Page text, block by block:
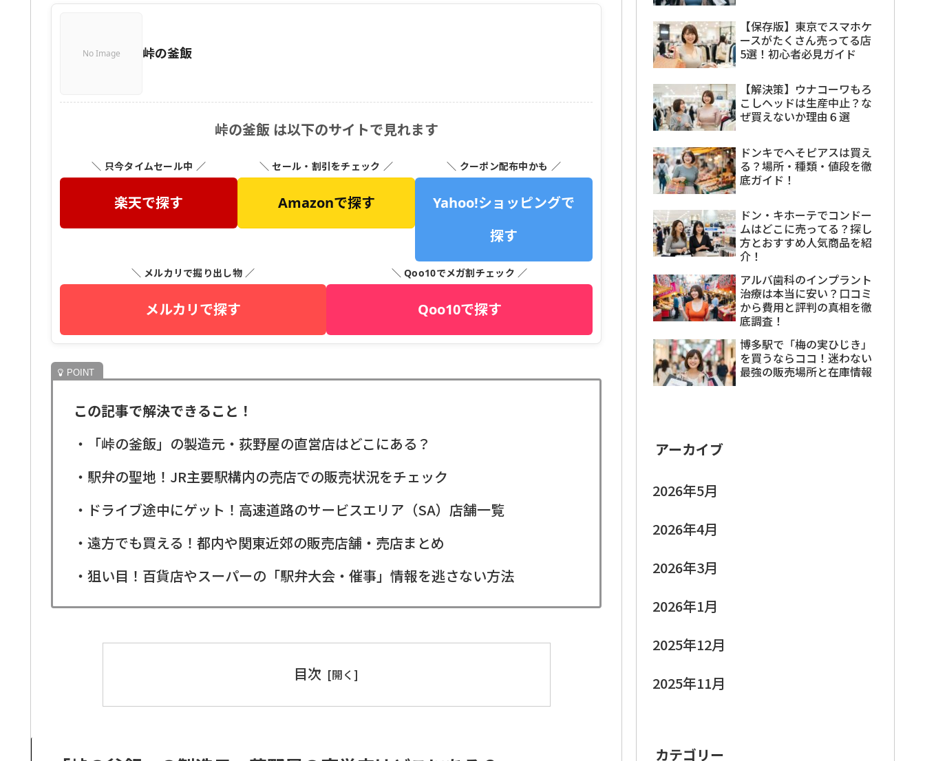
No Image 峠の釜飯
峠の釜飯 は以下のサイトで見れます
＼ 只今タイムセール中 ／
楽天で探す
＼ セール・割引をチェック ／
Amazonで探す
＼ クーポン配布中かも ／
Yahoo!ショッピングで
探す
＼ メルカリで掘り出し物 ／
メルカリで探す
＼ Qoo10でメガ割チェック ／
Qoo10で探す
この記事で解決できること！
・「峠の釜飯」の製造元・荻野屋の直営店はどこにある？
・駅弁の聖地！JR主要駅構内の売店での販売状況をチェック
・ドライブ途中にゲット！高速道路のサービスエリア（SA）店舗一覧
・遠方でも買える！都内や関東近郊の販売店舗・売店まとめ
・狙い目！百貨店やスーパーの「駅弁大会・催事」情報を逃さない方法
目次
【保存版】東京でスマホケ
ースがたくさん売ってる店
5選！初心者必見ガイド
【解決策】ウナコーワもろ
こしヘッドは生産中止？な
ぜ買えないか理由６選
ドンキでへそピアスは買え
る？場所・種類・値段を徹
底ガイド！
ドン・キホーテでコンドー
ムはどこに売ってる？探し
方とおすすめ人気商品を紹
介！
アルバ歯科のインプラント
治療は本当に安い？口コミ
から費用と評判の真相を徹
底調査！
博多駅で「梅の実ひじき」
を買うならココ！迷わない
最強の販売場所と在庫情報
アーカイブ
2026年5月
2026年4月
2026年3月
2026年1月
2025年12月
2025年11月
カテゴリー